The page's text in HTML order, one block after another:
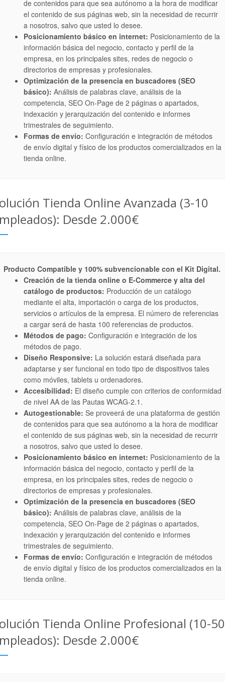
de contenidos para que sea autónomo a la hora de modificar
el contenido de sus páginas web, sin la necesidad de recurrir
a nosotros, salvo que usted lo desee.
Posicionamiento básico en internet: Posicionamiento de la
información básica del negocio, contacto y perfil de la
empresa, en los principales sites, redes de negocio o
directorios de empresas y profesionales.
Optimización de la presencia en buscadores (SEO
básico): Análisis de palabras clave, análisis de la
competencia, SEO On-Page de 2 páginas o apartados,
indexación y jerarquización del contenido e informes
trimestrales de seguimiento.
Formas de envío: Configuración e integración de métodos
de envío digital y físico de los productos comercializados en la
tienda online.
Tienda Online Avanzada (3-10
Desde 2.000€
Producto Compatible y 100% subvencionable con el Kit Digital.
Creación de la tienda online o E-Commerce y alta del
catálogo de productos: Producción de un catálogo
mediante el alta, importación o carga de los productos,
servicios o artículos de la empresa. El número de referencias
a cargar será de hasta 100 referencias de productos.
Métodos de pago: Configuración e integración de los
métodos de pago.
Diseño Responsive: La solución estará diseñada para
adaptarse y ser funcional en todo tipo de dispositivos tales
como móviles, tablets u ordenadores.
Accesibilidad: El diseño cumple con criterios de conformidad
de nivel AA de las Pautas WCAG-2.1.
Autogestionable: Se proveerá de una plataforma de gestión
de contenidos para que sea autónomo a la hora de modificar
el contenido de sus páginas web, sin la necesidad de recurrir
a nosotros, salvo que usted lo desee.
Posicionamiento básico en internet: Posicionamiento de la
información básica del negocio, contacto y perfil de la
empresa, en los principales sites, redes de negocio o
directorios de empresas y profesionales.
Optimización de la presencia en buscadores (SEO
básico): Análisis de palabras clave, análisis de la
competencia, SEO On-Page de 2 páginas o apartados,
indexación y jerarquización del contenido e informes
trimestrales de seguimiento.
Formas de envío: Configuración e integración de métodos
de envío digital y físico de los productos comercializados en la
tienda online.
Tienda Online Profesional (10-50
Desde 2.000€